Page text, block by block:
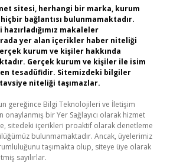
sitesi, herhangi bir marka, kurum
bağlantısı bulunmamaktadır.
makaleler
yer alan içerikler haber niteliği
kurum ve kişiler hakkında
Gerçek kurum ve kişiler ile isim
tesadüfidir. Sitemizdeki bilgiler
niteliği taşımazlar.
gereğince Bilgi Teknolojileri ve İletişim
onaylanmış bir Yer Sağlayıcı olarak hizmet
sitedeki içerikleri proaktif olarak denetleme
bulunmamaktadır. Ancak, üyelerimiz
taşımakta olup, siteye üye olarak
sayılırlar.